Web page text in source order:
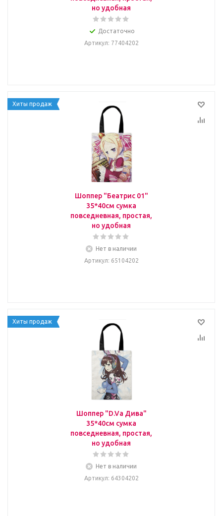
но удобная
Достаточно
Артикул: 77404202
Хиты продаж
Шоппер "Беатрис 01"
35*40см сумка
повседневная, простая,
но удобная
Нет в наличии
Артикул: 65104202
Хиты продаж
Шоппер "D.Va Дива"
35*40см сумка
повседневная, простая,
но удобная
Нет в наличии
Артикул: 64304202